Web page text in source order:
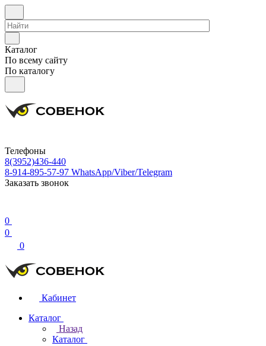
Каталог
По всему сайту
По каталогу
Телефоны
8(3952)436-440
8-914-895-57-97 WhatsApp/Viber/Telegram
Заказать звонок
0
0
0
Кабинет
Каталог
Назад
Каталог